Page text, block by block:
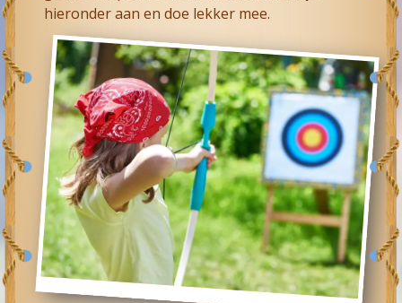
hieronder aan en doe lekker mee.